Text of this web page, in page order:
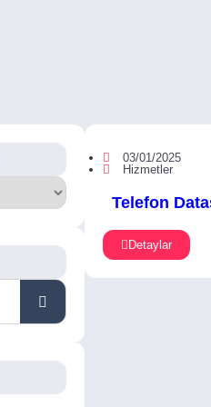
03/01/2025
Hizmetler
Telefon
Detaylar